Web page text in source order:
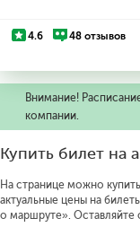
4.6 48 отзывов
Внимание!
компании.
Купить билет
На странице можно
актуальные цены на
о маршруте». Оставляйте